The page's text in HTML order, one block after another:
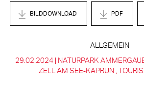
BILDDOWNLOAD PDF
ALLGEMEIN
29.02.2024 | NATURPARK
ZELL AM SEE‑KAPRUN